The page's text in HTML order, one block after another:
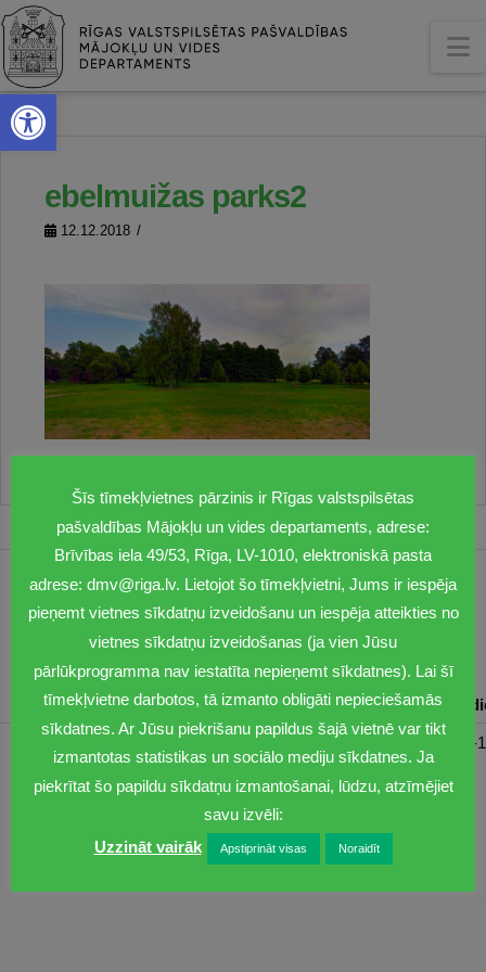
Open toolbar
ebelmuižas parks2
12.12.2018
1201
dmv@riga.lv
Pirmdiena Otrdiena Trešdiena Ceturtdiena
08:00-17:00 08:00-17:00 08:00-17:00 08:00-
Šīs tīmekļvietnes pārzinis ir Rīgas valstspilsētas
pašvaldības Mājokļu un vides departaments, adrese:
Brīvības iela 49/53, Rīga, LV-1010, elektroniskā pasta
adrese: dmv@riga.lv. Lietojot šo tīmekļvietni, Jums ir iespēja
pieņemt vietnes sīkdatņu izveidošanu un iespēja atteikties no
vietnes sīkdatņu izveidošanas (ja vien Jūsu
pārlūkprogramma nav iestatīta nepieņemt sīkdatnes). Lai šī
tīmekļvietne darbotos, tā izmanto obligāti nepieciešamās
sīkdatnes. Ar Jūsu piekrišanu papildus šajā vietnē var tikt
izmantotas statistikas un sociālo mediju sīkdatnes. Ja
piekrītat šo papildu sīkdatņu izmantošanai, lūdzu, atzīmējiet
savu izvēli:
Uzzināt vairāk
Apstiprināt visas Noraidīt